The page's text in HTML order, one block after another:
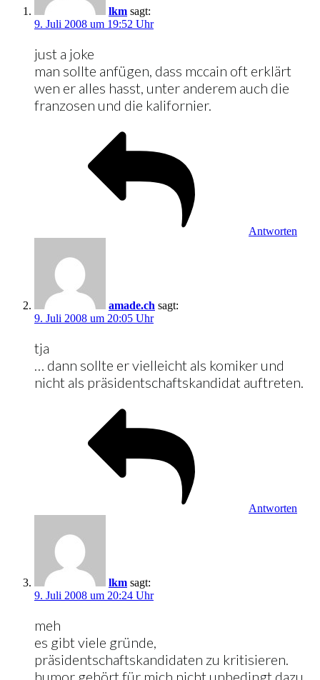
lkm sagt:
9. Juli 2008 um 19:52 Uhr
just a joke
man sollte anfügen, dass mccain oft erklärt
wen er alles hasst, unter anderem auch die
franzosen und die kalifornier.
Antworten
amade.ch sagt:
9. Juli 2008 um 20:05 Uhr
tja
… dann sollte er vielleicht als komiker und
nicht als präsidentschaftskandidat auftreten.
Antworten
lkm sagt:
9. Juli 2008 um 20:24 Uhr
meh
es gibt viele gründe,
präsidentschaftskandidaten zu kritisieren.
humor gehört für mich nicht unbedingt dazu,